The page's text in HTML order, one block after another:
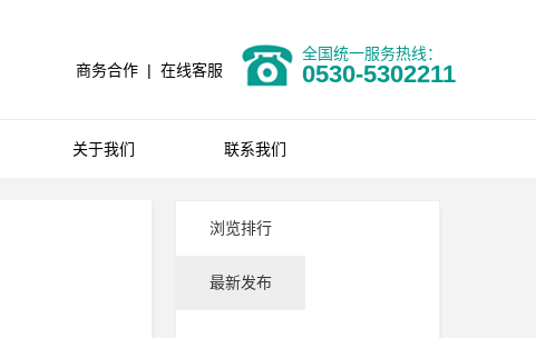
商务合作 | 在线客服
全国统一服务热线：
0530-5302211
关于我们 联系我们
浏览排行
最新发布